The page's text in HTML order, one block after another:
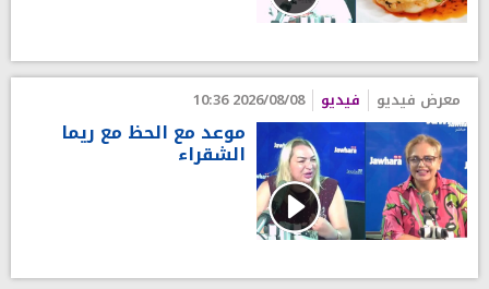
معرض فيديو فيديو 2026/08/08 10:36
موعد مع الحظ مع ريما
الشقراء